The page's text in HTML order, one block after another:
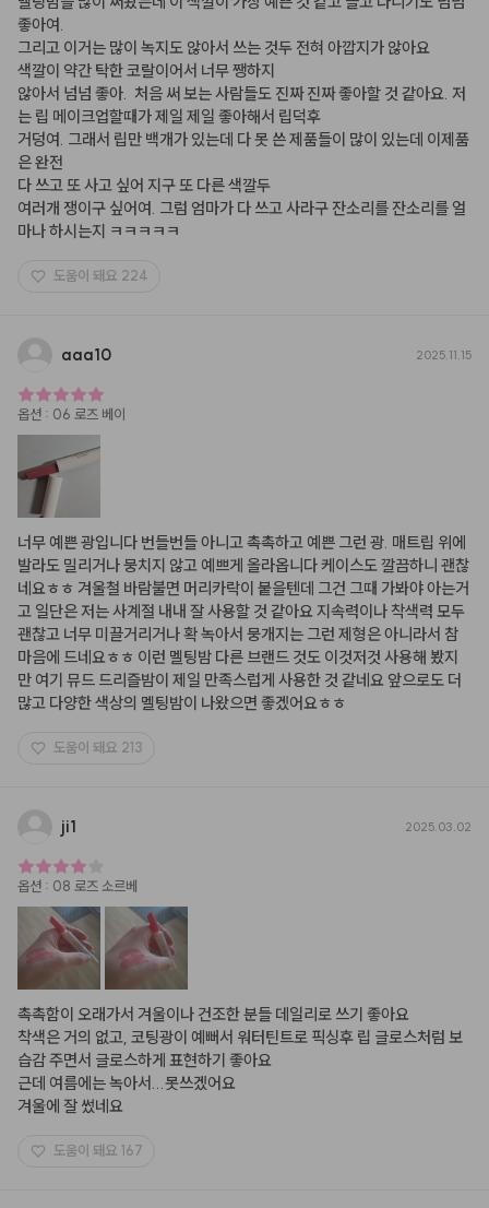
좋아여.
그리고 이거는 많이 녹지도 않아서 쓰는 것두 전혀 아깝지가 않아요
색깔이 약간 탁한 코랄이어서 너무 쨍하지
않아서 넘넘 좋아.  처음 써 보는 사람들도 진짜 진짜 좋아할 것 같아요. 저
는 립 메이크업할때가 제일 제일 좋아해서 립덕후
거덩여. 그래서 립만 백개가 있는데 다 못 쓴 제품들이 많이 있는데 이제품
은 완전
다 쓰고 또 사고 싶어 지구 또 다른 색깔두
여러개 쟁이구 싶어여. 그럼 엄마가 다 쓰고 사라구 잔소리를 잔소리를 얼
마나 하시는지 ㅋㅋㅋㅋㅋ
도움이 돼요 224
aaa10 2025.11.15
옵션 : 06 로즈 베이
너무 예쁜 광입니다 번들번들 아니고 촉촉하고 예쁜 그런 광. 매트립 위에
발라도 밀리거나 뭉치지 않고 예쁘게 올라옵니다 케이스도 깔끔하니 괜찮
네요ㅎㅎ 겨울철 바람불면 머리카락이 붙을텐데 그건 그때 가봐야 아는거
고 일단은 저는 사계절 내내 잘 사용할 것 같아요 지속력이나 착색력 모두
괜찮고 너무 미끌거리거나 확 녹아서 뭉개지는 그런 제형은 아니라서 참
마음에 드네요ㅎㅎ 이런 멜팅밤 다른 브랜드 것도 이것저것 사용해 봤지
만 여기 뮤드 드리즐밤이 제일 만족스럽게 사용한 것 같네요 앞으로도 더
많고 다양한 색상의 멜팅밤이 나왔으면 좋겠어요ㅎㅎ
도움이 돼요 213
ji1 2025.03.02
옵션 : 08 로즈 소르베
촉촉함이 오래가서 겨울이나 건조한 분들 데일리로 쓰기 좋아요
착색은 거의 없고, 코팅광이 예뻐서 워터틴트로 픽싱후 립 글로스처럼 보
습감 주면서 글로스하게 표현하기 좋아요
근데 여름에는 녹아서...못쓰겠어요
겨울에 잘 썼네요
도움이 돼요 167